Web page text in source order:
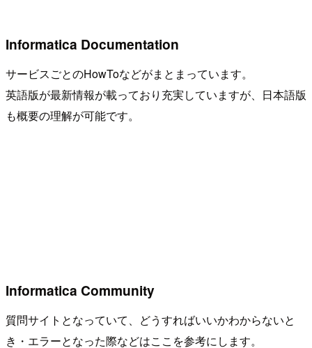
Informatica Documentation
サービスごとのHowToなどがまとまっています。
英語版が最新情報が載っており充実していますが、日本語版
も概要の理解が可能です。
Informatica Community
質問サイトとなっていて、どうすればいいかわからないと
き・エラーとなった際などはここを参考にします。